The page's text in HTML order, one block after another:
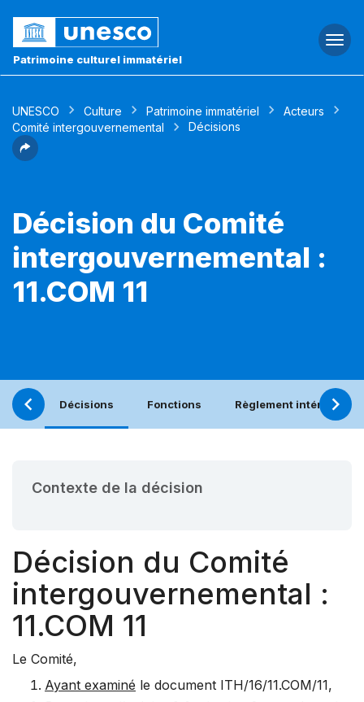
Patrimoine culturel immatériel
UNESCO Culture Patrimoine immatériel
Acteurs
Comité intergouvernemental
Décisions
Décision du Comité
intergouvernemental :
11.COM 11
Décisions Fonctions Règlement intérieur
Contexte de la décision
Décision du Comité
intergouvernemental :
11.COM 11
Le Comité,
Ayant examiné le document ITH/16/11.COM/11,